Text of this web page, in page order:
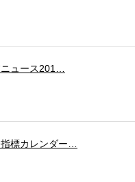
ュース201…
標カレンダー…